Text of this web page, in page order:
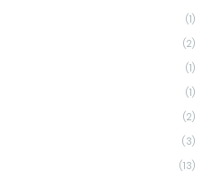
(1)
(2)
(1)
(1)
(2)
(3)
(13)